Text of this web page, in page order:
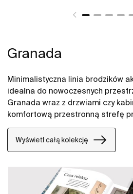
Granada
Minimalistyczna linia brodzików
idealna do nowoczesnych
Granada wraz z drzwiami czy
komfortową przestronną strefę
Wyświetl całą kolekcję